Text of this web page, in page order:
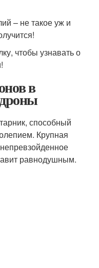
– не такое уж и
чтобы узнавать о
в
способный
Крупная
равнодушным.